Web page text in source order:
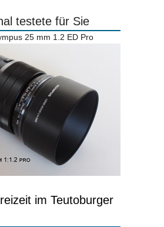
testete für Sie
25 mm 1.2 ED Pro
im Teutoburger